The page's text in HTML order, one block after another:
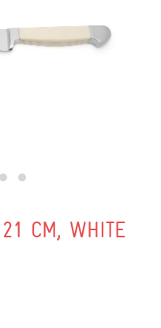
21 CM, WHITE